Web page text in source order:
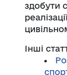
здобути
Інші